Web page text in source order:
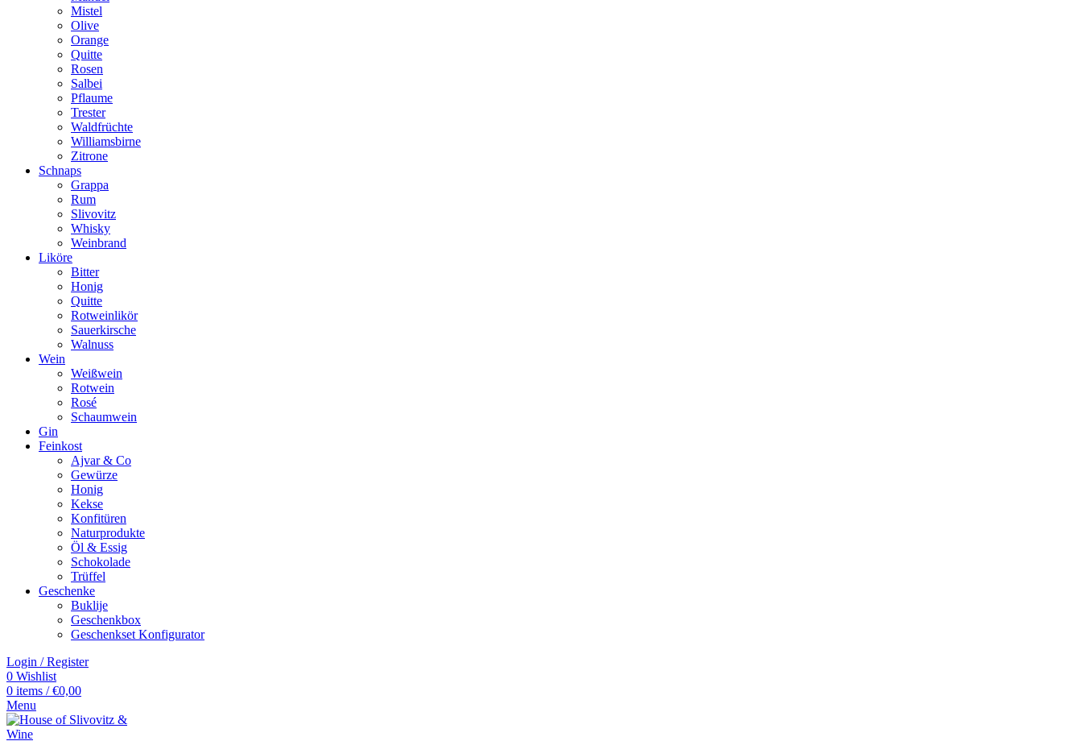
Mistel
Olive
Orange
Quitte
Rosen
Salbei
Pflaume
Trester
Waldfrüchte
Williamsbirne
Zitrone
Schnaps
Grappa
Rum
Slivovitz
Whisky
Weinbrand
Liköre
Bitter
Honig
Quitte
Rotweinlikör
Sauerkirsche
Walnuss
Wein
Weißwein
Rotwein
Rosé
Schaumwein
Gin
Feinkost
Ajvar & Co
Gewürze
Honig
Kekse
Konfitüren
Naturprodukte
Öl & Essig
Schokolade
Trüffel
Geschenke
Buklije
Geschenkbox
Geschenkset Konfigurator
Login / Register
0 Wishlist
0 items / €0,00
Menu